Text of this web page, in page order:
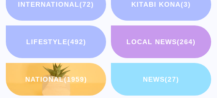
INTERNATIONAL(72) KITABI KONA(3)
LIFESTYLE(492) LOCAL NEWS(264)
NATIONAL(1959) NEWS(27)